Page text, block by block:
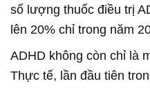
số lượng thuốc điều trị
lên 20% chỉ trong năm
ADHD không còn chỉ là
Thực tế, lần đầu tiên